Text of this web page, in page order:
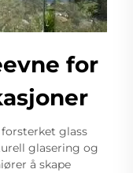
for
glass
glasering og
å skape